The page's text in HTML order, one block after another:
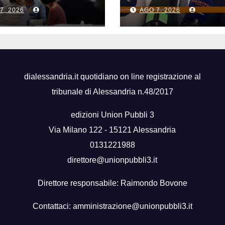
2026
la sicurezza sul
lavoro”
AGO 7, 2026
dialessandria.it quotidiano on line registrazione al
tribunale di Alessandria n.48/2017
edizioni Union Pubbli 3
Via Milano 122 - 15121 Alessandria
0131221988
direttore@unionpubbli3.it
Direttore responsabile: Raimondo Bovone
Contattaci: amministrazione@unionpubbli3.it